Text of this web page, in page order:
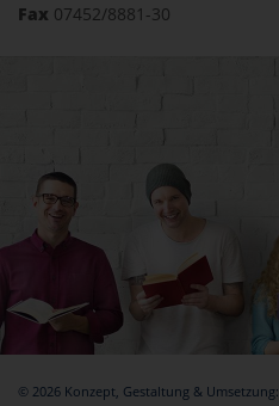
Fax 07452/8881-30
© 2026 Konzept, Gestaltung & Umsetzung: